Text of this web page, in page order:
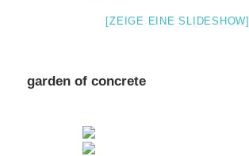
[ZEIGE EINE SLIDESHOW]
garden of concrete